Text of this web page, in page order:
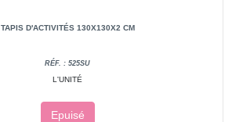
TAPIS D'ACTIVITÉS 130X130X2 CM
RÉF. : 525SU
L'UNITÉ
Epuisé